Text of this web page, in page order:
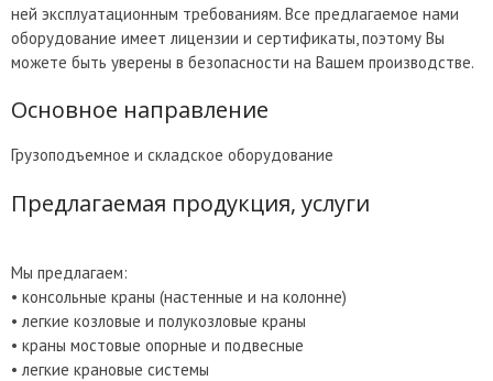
ней эксплуатационным требованиям. Все предлагаемое нами
оборудование имеет лицензии и сертификаты, поэтому Вы
можете быть уверены в безопасности на Вашем производстве.
Основное направление
Грузоподъемное и складское оборудование
Предлагаемая продукция, услуги
Мы предлагаем:
• консольные краны (настенные и на колонне)
• легкие козловые и полукозловые краны
• краны мостовые опорные и подвесные
• легкие крановые системы